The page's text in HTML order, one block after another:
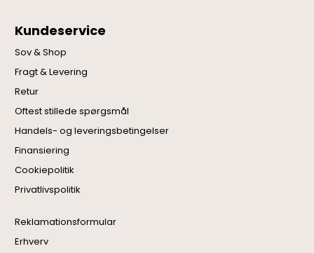
Kundeservice
Sov & Shop
Fragt & Levering
Retur
Oftest stillede spørgsmål
Handels- og leveringsbetingelser
Finansiering
Cookiepolitik
Privatlivspolitik
Reklamationsformular
Erhverv